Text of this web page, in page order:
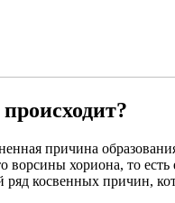
причина
ворсины хориона, то
косвенных причин,